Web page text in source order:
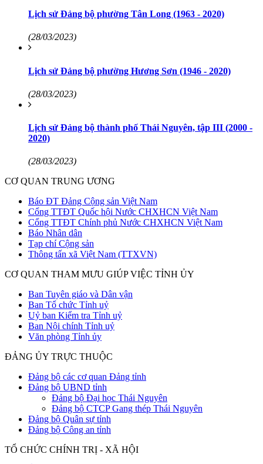
Lịch sử Đảng bộ phường Tân Long (1963 - 2020)
(28/03/2023)
Lịch sử Đảng bộ phường Hương Sơn (1946 - 2020)
(28/03/2023)
Lịch sử Đảng bộ thành phố Thái Nguyên, tập III (2000 -
2020)
(28/03/2023)
CƠ QUAN TRUNG ƯƠNG
Báo ĐT Đảng Cộng sản Việt Nam
Cổng TTĐT Quốc hội Nước CHXHCN Việt Nam
Cổng TTĐT Chính phủ Nước CHXHCN Việt Nam
Báo Nhân dân
Tạp chí Cộng sản
Thông tấn xã Việt Nam (TTXVN)
CƠ QUAN THAM MƯU GIÚP VIỆC TỈNH ỦY
Ban Tuyên giáo và Dân vận
Ban Tổ chức Tỉnh uỷ
Uỷ ban Kiểm tra Tỉnh uỷ
Ban Nội chính Tỉnh uỷ
Văn phòng Tỉnh ủy
ĐẢNG ỦY TRỰC THUỘC
Đảng bộ các cơ quan Đảng tỉnh
Đảng bộ UBND tỉnh
Đảng bộ Đại học Thái Nguyên
Đảng bộ CTCP Gang thép Thái Nguyên
Đảng bộ Quân sự tỉnh
Đảng bộ Công an tỉnh
TỔ CHỨC CHÍNH TRỊ - XÃ HỘI